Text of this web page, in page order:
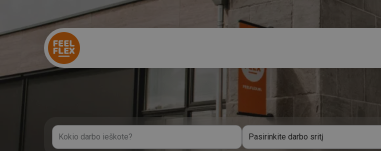
Pasirinkite darbo sritį